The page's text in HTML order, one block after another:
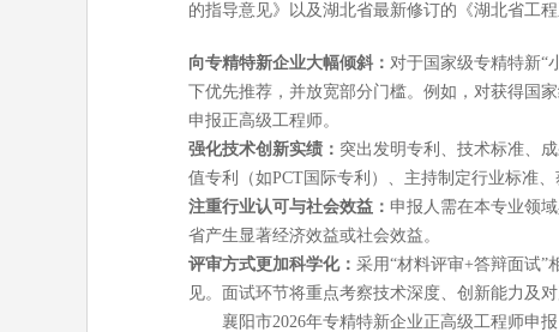
的指导意见》以及湖北省最新修订的《湖北省工
向专精特新企业大幅倾斜： 对于国家级专精特新“
下优先推荐，并放宽部分门槛。例如，对获得国
申报正高级工程师。
强化技术创新实绩： 突出发明专利、技术标准、
值专利（如PCT国际专利）、主持制定行业标准
注重行业认可与社会效益： 申报人需在本专业领
省产生显著经济效益或社会效益。
评审方式更加科学化： 采用“材料评审+答辩面试”
见。面试环节将重点考察技术深度、创新能力及对
襄阳市2026年专精特新企业正高级工程师申